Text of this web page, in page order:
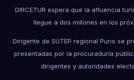
DIRCETUR espera que la afluencia
llegue a dos millones en los
Dirigente de SUTEP regional Puno se
presentadas por la procuraduría
dirigentes y autoridades